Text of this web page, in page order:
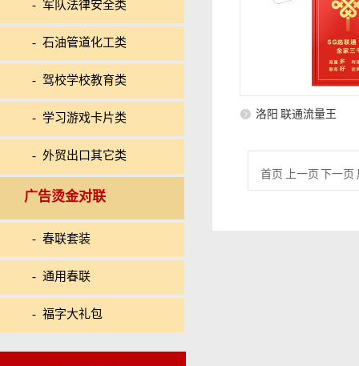
- 军队法律安全类
- 石油管道化工类
- 驾校学校教育类
- 学习游戏卡片类
- 外贸出口其它类
广告烫金对联
- 春联套装
- 通用春联
- 福字大礼包
洛阳 联通流量王
首页 上一页 下一页